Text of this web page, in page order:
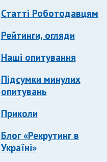
Статті Роботодавцям
Рейтинги, огляди
Наші опитування
Підсумки минулих
опитувань
Приколи
Блог «Рекрутинг в
Україні»